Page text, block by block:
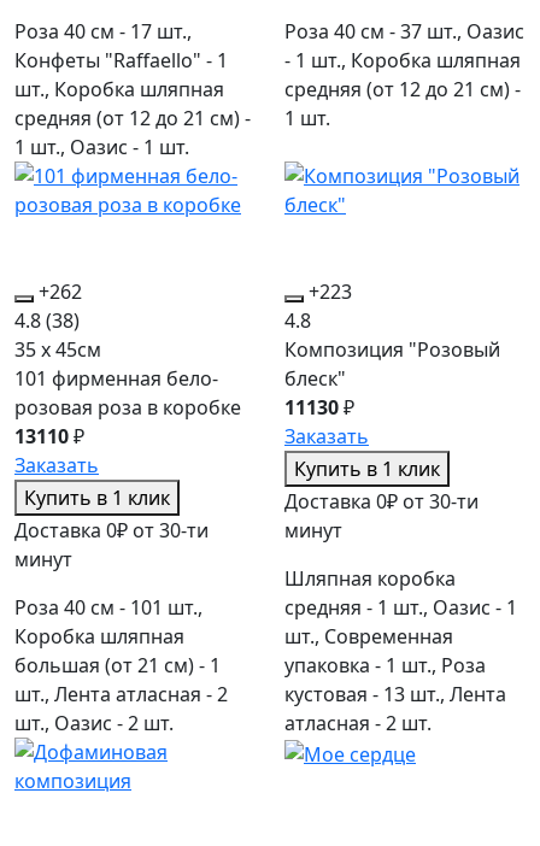
Роза 40 см - 17 шт.,
Конфеты "Raffaello" - 1
шт., Коробка шляпная
средняя (от 12 до 21 см) -
1 шт., Оазис - 1 шт.
Роза 40 см - 37 шт., Оазис
- 1 шт., Коробка шляпная
средняя (от 12 до 21 см) -
1 шт.
+262
4.8(38)
35 x 45см
101 фирменная бело-
розовая роза в коробке
13110₽
Заказать
Купить в 1 клик
Доставка 0₽ от 30-ти
минут
Роза 40 см - 101 шт.,
Коробка шляпная
большая (от 21 см) - 1
шт., Лента атласная - 2
шт., Оазис - 2 шт.
+223
4.8
Композиция "Розовый
блеск"
11130₽
Заказать
Купить в 1 клик
Доставка 0₽ от 30-ти
минут
Шляпная коробка
средняя - 1 шт., Оазис - 1
шт., Современная
упаковка - 1 шт., Роза
кустовая - 13 шт., Лента
атласная - 2 шт.